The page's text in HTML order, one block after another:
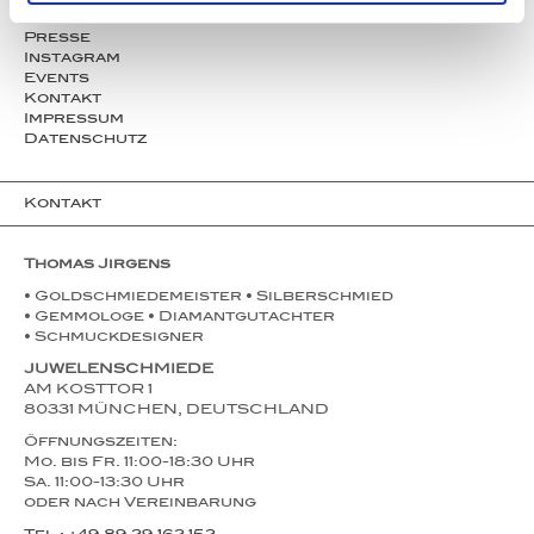
Partner
Presse
Instagram
Events
Kontakt
Impressum
Datenschutz
Kontakt
Thomas Jirgens
• Goldschmiedemeister • Silberschmied
• Gemmologe • Diamantgutachter
• Schmuckdesigner
JUWELENSCHMIEDE
AM KOSTTOR 1
80331 MÜNCHEN, DEUTSCHLAND
Öffnungszeiten:
Mo. bis Fr. 11:00-18:30 Uhr
Sa. 11:00-13:30 Uhr
oder nach Vereinbarung